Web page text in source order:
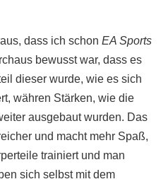
dass ich schon EA Sports
bewusst war, dass es
dieser wurde, wie es sich
währen Stärken, wie die
ausgebaut wurden. Das
und macht mehr Spaß,
trainiert und man
sich selbst mit dem